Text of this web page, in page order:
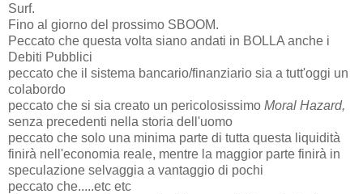
Surf.
Fino al giorno del prossimo SBOOM.
Peccato che questa volta siano andati in BOLLA anche i
Debiti Pubblici
peccato che il sistema bancario/finanziario sia a tutt'oggi un
colabordo
peccato che si sia creato un pericolosissimo Moral Hazard,
senza precedenti nella storia dell'uomo
peccato che solo una minima parte di tutta questa liquidità
finirà nell'economia reale, mentre la maggior parte finirà in
speculazione selvaggia a vantaggio di pochi
peccato che.....etc etc